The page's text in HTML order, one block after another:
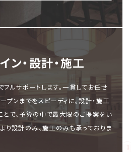
ン・設計・施⼯
ルサポートします。一貫してお任せ
プンまでをスピーディに。設計・施工
とで、予算の中で最大限のご提案をい
り設計のみ、施工のみも承っておりま